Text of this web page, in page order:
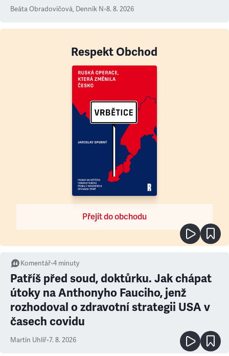
Beáta Obradovičová, Denník N•8. 8. 2026
Respekt Obchod
Přejít do obchodu
Komentář•4 minuty
Patříš před soud, doktůrku. Jak chápat
útoky na Anthonyho Fauciho, jenž
rozhodoval o zdravotní strategii USA v
časech covidu
Martin Uhlíř•7. 8. 2026